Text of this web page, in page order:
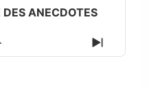
Next
Episode